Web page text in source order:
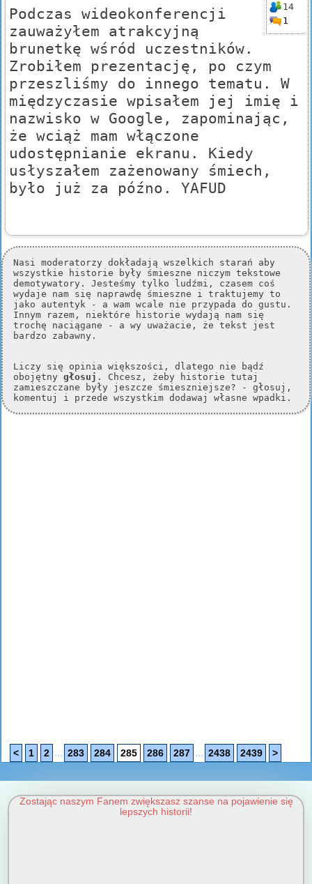
14
1
Podczas wideokonferencji
zauważyłem atrakcyjną
brunetkę wśród uczestników.
Zrobiłem prezentację, po czym
przeszliśmy do innego tematu. W
międzyczasie wpisałem jej imię i
nazwisko w Google, zapominając,
że wciąż mam włączone
udostępnianie ekranu. Kiedy
usłyszałem zażenowany śmiech,
było już za późno. YAFUD
Nasi moderatorzy dokładają wszelkich starań aby
wszystkie historie były śmieszne niczym tekstowe
demotywatory. Jesteśmy tylko ludźmi, czasem coś
wydaje nam się naprawdę śmieszne i traktujemy to
jako autentyk - a wam wcale nie przypada do gustu.
Innym razem, niektóre historie wydają nam się
trochę naciągane - a wy uważacie, że tekst jest
bardzo zabawny.
Liczy się opinia większości, dlatego nie bądź
obojętny głosuj . Chcesz, żeby historie tutaj
zamieszczane były jeszcze śmieszniejsze? - głosuj,
komentuj i przede wszystkim dodawaj własne wpadki.
< 1 2 ... 283 284 285 286 287 ... 2438 2439 >
Zostając naszym Fanem zwiększasz szanse na pojawienie się
lepszych historii!